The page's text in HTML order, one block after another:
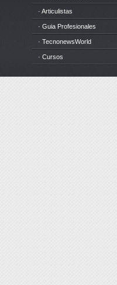
· Articulistas
· Guia Profesionales
· TecnonewsWorld
· Cursos